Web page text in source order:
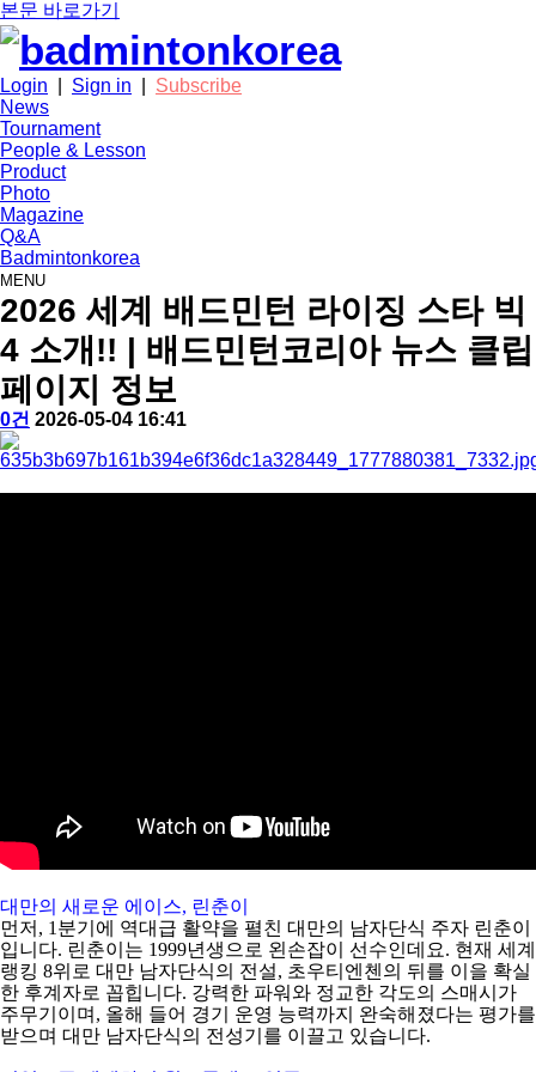
본문 바로가기
Login Sign in
Subscribe
News
Tournament
People & Lesson
Product
Photo
Magazine
Q&A
Badmintonkorea
MENU
news
2026 세계 배드민턴 라이징 스타 빅
4 소개!! | 배드민턴코리아 뉴스 클립
페이지 정보
작
성
자
배
드
민
댓
글
0건 작
일
2026-05-04 16:41
본
문
대만의 새로운 에이스, 린춘이
먼저 , 1 분기에 역대급 활약을 펼친 대만의 남자단식 주자 린춘이
입니다. 린춘이는 1999년생으로 왼손잡이 선수인데요. 현재 세계
랭킹 8위로 대만 남자단식의 전설, 초우티엔첸의 뒤를 이을 확실
한 후계자로 꼽힙니다. 강력한 파워와 정교한 각도의 스매시가
주무기이며 , 올해 들어 경기 운영 능력까지 완숙해졌다는 평가를
받으며 대만 남자단식의 전성기를 이끌고 있습니다.